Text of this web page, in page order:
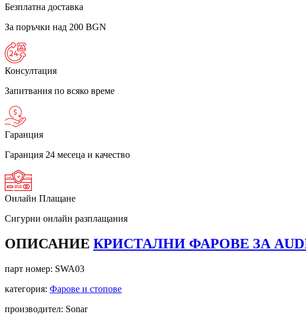
Безплатна доставка
За поръчки над 200 BGN
Консултация
Запитвания по всяко време
Гаранция
Гаранция 24 месеца и качество
Онлайн Плащане
Сигурни онлайн разплащания
ОПИСАНИЕ КРИСТАЛНИ ФАРОВЕ ЗА AUDI
парт номер: SWA03
категория: Фарове и стопове
производител: Sonar